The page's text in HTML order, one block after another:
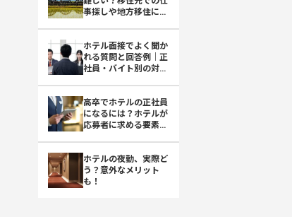
事探しや地方移住に成
ホテル面接でよく聞か
れる質問と回答例｜正
社員・バイト別の対策
高卒でホテルの正社員
になるには？ホテルが
応募者に求める要素を
ホテルの夜勤、実際ど
う？意外なメリット
も！